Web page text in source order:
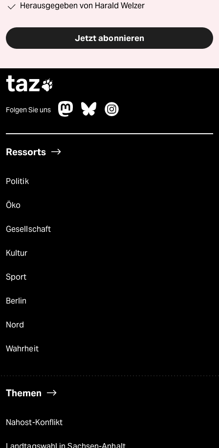
Herausgegeben von Harald Welzer
Jetzt abonnieren
taz
Folgen Sie uns
Ressorts
Politik
Öko
Gesellschaft
Kultur
Sport
Berlin
Nord
Wahrheit
Themen
Nahost-Konflikt